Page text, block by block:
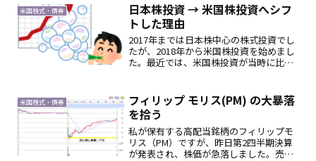
た年に始めずに、久々の年間下落となっ
た2018年に米国...
米国株式・債券
日本株投資 → 米国株投資へシフ
トした理由
2017年までは日本株中心の株式投資でし
たが、2018年から米国株投資を始めまし
た。最近では、米国株投資が当時に比べ
います。現在、コロナ後の株式相場が
「靴磨きの少年」が...
米国株式・債券
フィリップ モリス(PM) の大暴落
を拾う
私が保有する高配当銘柄のフィリップモ
リス（PM）ですが、昨日第2四半期決算
が発表され、株価が急落しました。売上